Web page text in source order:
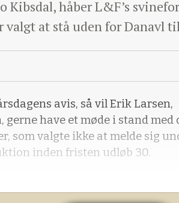
Kibsdal, håber L&F’s
valgt at stå uden for Danavl
avis, så vil Erik Larsen,
have et møde i stand med
som valgte ikke at melde sig
inden fristen udløb 30.
torsdag fik